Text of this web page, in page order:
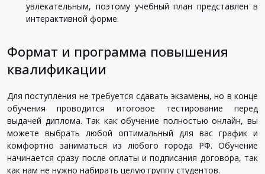
увлекательным, поэтому учебный план представлен в
интерактивной форме.
Формат и программа повышения
квалификации
Для поступления не требуется сдавать экзамены,но в конце
обучения
проводится итоговое тестирование
перед
выдачей диплома. Так как обучение полностью онлайн,вы
можете выбрать любой оптимальный для вас график и
комфортно заниматься из любого города РФ. Обучение
начинается сразу после оплаты и подписания договора, так
как нам не нужно набирать целую группу студентов.